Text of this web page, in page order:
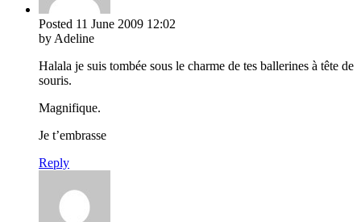
Posted 11 June 2009 12:02
by Adeline
Halala je suis tombée sous le charme de tes ballerines à tête de
souris.
Magnifique.
Je t’embrasse
Reply